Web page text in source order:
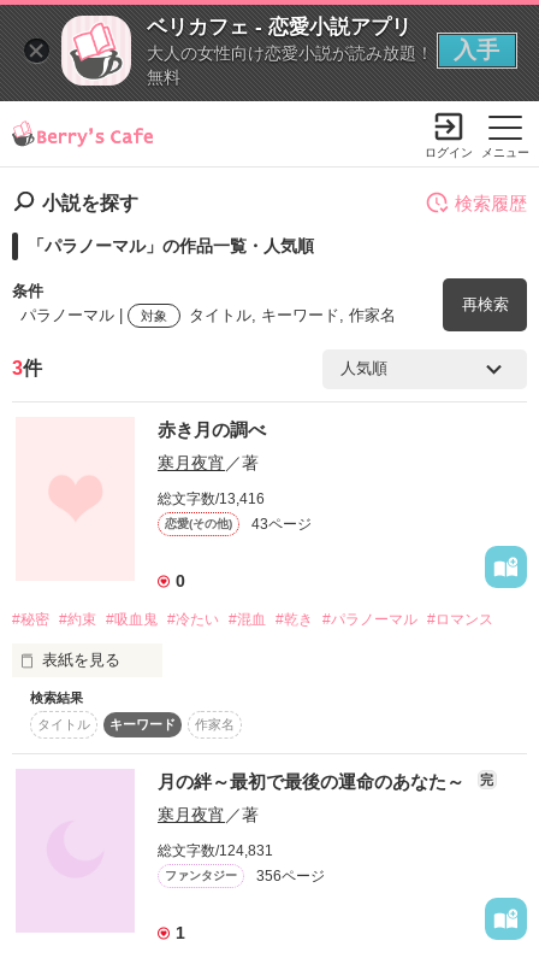
ベリカフェ - 恋愛小説アプリ
大人の女性向け恋愛小説が読み放題！
無料
入手
メニュー
ログイン
小説を探す
「パラノーマル」の作品一覧・人気順
条件
パラノーマル |
対象 タイトル, キーワード, 作家名
再検索
検索ワード
全て 完結
検索履歴
3件
赤き月の調べ
寒月夜宵 ／著
総文字数/13,416
恋愛(その他) 43ページ
0
#秘密 #約束 #吸血鬼 #冷たい #混血 #乾き #パラノーマル #ロマンス
表紙を見る
初めての恋
全てが初めてなはずなのに
検索結果
タイトル
キーワード 作家名
月の絆～最初で最後の運命のあなた～ 完
寒月夜宵 ／著
総文字数/124,831
ファンタジー 356ページ
1